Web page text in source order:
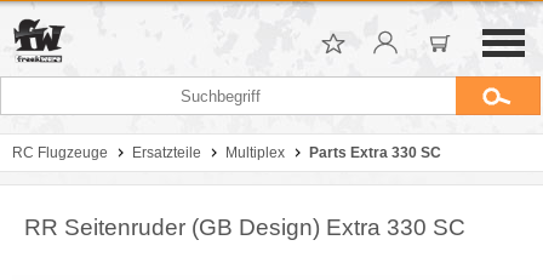
RC Flugzeuge Ersatzteile Multiplex Parts Extra 330 SC
RR Seitenruder (GB Design) Extra 330 SC